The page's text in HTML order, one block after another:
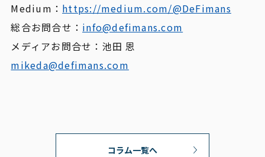
Medium： https://medium.com/@DeFimans
総合お問合せ： info@defimans.com
メディアお問合せ：池田 恩
mikeda@defimans.com
コラム一覧へ